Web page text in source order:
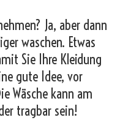
Ja, aber dann
waschen. Etwas
Sie Ihre Kleidung
gute Idee, vor
Wäsche kann am
tragbar sein!